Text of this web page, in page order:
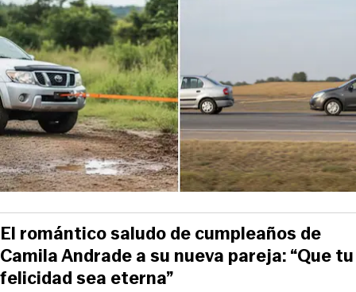
El romántico saludo de cumpleaños de
Camila Andrade a su nueva pareja: “Que tu
felicidad sea eterna”